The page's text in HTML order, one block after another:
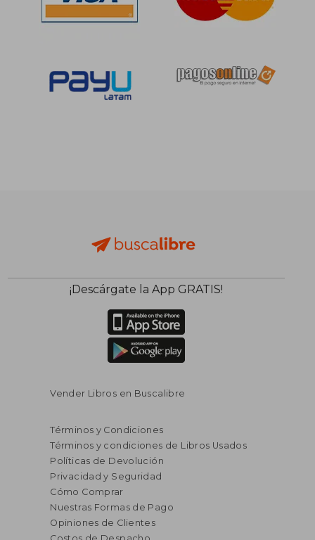
¡Descárgate la App GRATIS!
Vender Libros en Buscalibre
Términos y Condiciones
Términos y condiciones de Libros Usados
Políticas de Devolución
Privacidad y Seguridad
Cómo Comprar
Nuestras Formas de Pago
Opiniones de Clientes